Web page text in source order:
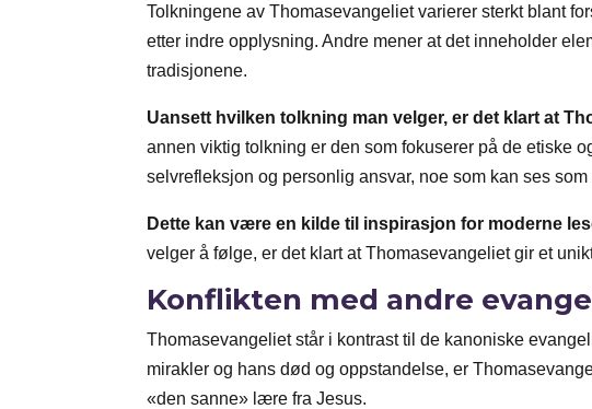
Tolkningene av Thomasevangeliet varierer sterkt blant
etter indre opplysning. Andre mener at det inneholder
tradisjonene.
Uansett hvilken tolkning man velger, er det klart at
annen viktig tolkning er den som fokuserer på de etiske
selvrefleksjon og personlig ansvar, noe som kan ses
Dette kan være en kilde til inspirasjon for moderne
velger å følge, er det klart at Thomasevangeliet gir et
Konflikten med andre
Thomasevangeliet står i kontrast til de kanoniske
mirakler og hans død og oppstandelse, er
«den sanne» lære fra Jesus.